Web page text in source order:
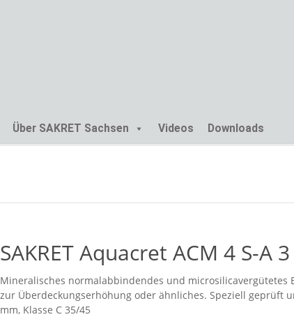
content
Über SAKRET Sachsen Videos Downloads
SAKRET Aquacret ACM 4 S-A 3
Mineralisches normalabbindendes und
zur Überdeckungserhöhung oder ähnliches. Speziell geprüft
mm, Klasse C 35/45